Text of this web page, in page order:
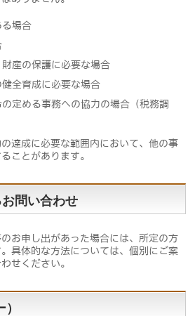
る場合
財産の保護に必要な場合
全育成に必要な場合
定める事務への協力の場合（税務調
達成に必要な範囲内において、他の事
ことがあります。
問い合わせ
お申し出があった場合には、所定の方
具体的な方法については、個別にご案
せください。